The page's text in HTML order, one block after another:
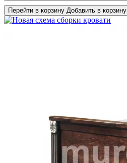
Перейти в корзину Добавить в корзину